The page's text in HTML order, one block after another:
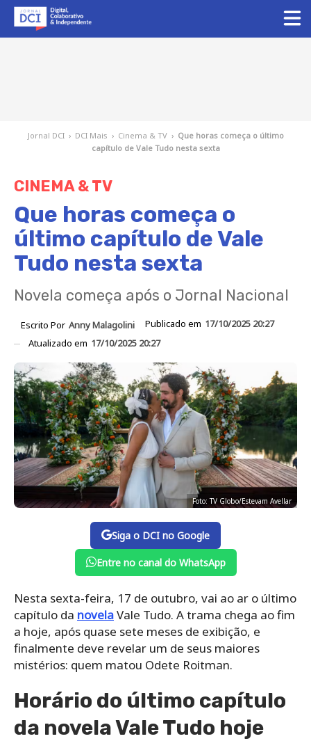
Jornal DCI › DCI Mais › Cinema & TV › Que horas começa o último
capítulo de Vale Tudo nesta sexta
CINEMA & TV
Que horas começa o
último capítulo de Vale
Tudo nesta sexta
Novela começa após o Jornal Nacional
Escrito Por Anny Malagolini Publicado em 17/10/2025 20:27
Atualizado em 17/10/2025 20:27
Foto: TV Globo/Estevam Avellar
Siga o DCI no Google
Entre no canal do WhatsApp
Nesta sexta-feira, 17 de outubro, vai ao ar o último
capítulo da novelaVale Tudo. A trama chega ao fim
a hoje, após quase sete meses de exibição, e
finalmente deve revelar um de seus maiores
mistérios: quem matou Odete Roitman.
Horário do último capítulo
da novela Vale Tudo hoje